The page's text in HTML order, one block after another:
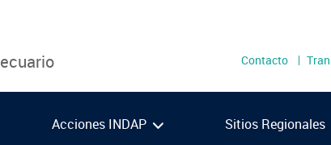
Menú
secundario
Contacto
Acciones INDAP Sitios Regionales